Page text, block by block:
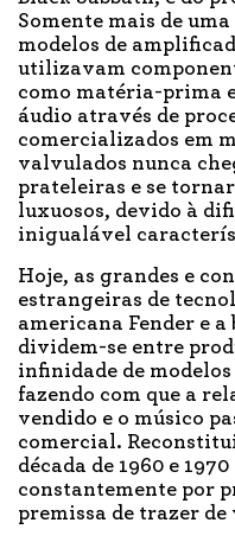
Somente mais de
modelos de
utilizavam
como matéria-prima
áudio através de
comercializados em
valvulados nunca
prateleiras e se
luxuosos, devido à
inigualável
Hoje, as grandes e
estrangeiras de
americana Fender e
dividem-se entre
infinidade de
fazendo com que a
vendido e o músico
comercial.
década de 1960 e
constantemente por
premissa de trazer